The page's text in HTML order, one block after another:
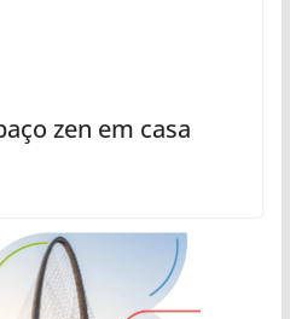
zen em casa